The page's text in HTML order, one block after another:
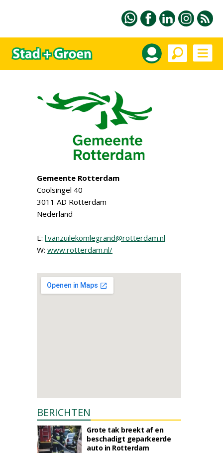
Gemeente Rotterdam
Coolsingel 40
3011 AD Rotterdam
Nederland
E: l.vanzuilekomlegrand@rotterdam.nl
W: www.rotterdam.nl/
BERICHTEN
Grote tak breekt af en
beschadigt geparkeerde
auto in Rotterdam